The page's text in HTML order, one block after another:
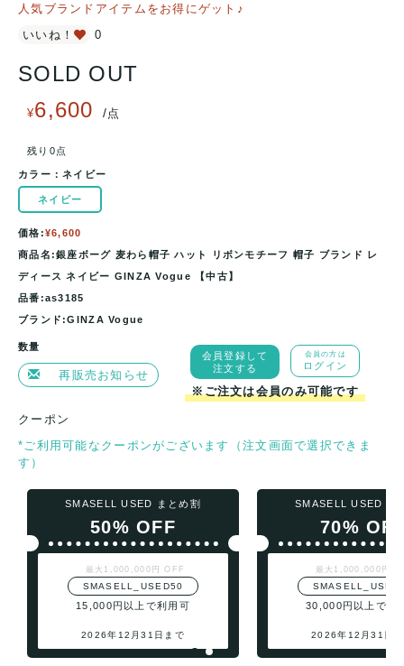
人気ブランドアイテムをお得にゲット♪
いいね！
0
SOLD OUT
¥6,600 / 点
残り0点
カラー：ネイビー
ネイビー
価格:¥6,600
商品名:銀座ボーグ 麦わら帽子 ハット リボンモチーフ 帽子 ブランド レ
ディース ネイビー GINZA Vogue 【中古】
品番:as3185
ブランド:GINZA Vogue
数量
再販売お知らせ
会員登録して
注文する
会員の方は
ログイン
※ご注文は会員のみ可能です
クーポン
*ご利用可能なクーポンがございます（注文画面で選択できま
す）
SMASELL USED まとめ割
50% OFF
最大1,000,000円 OFF
SMASELL_USED50
15,000円以上で利用可
2026年12月31日まで
SMASELL USED ま
70%
最大1,000,000円
30,000円以上で利
2026年12月31日